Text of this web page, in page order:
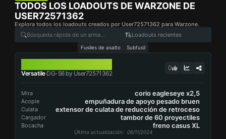
TODOS LOS LOADOUTS DE WARZONE DE
USER72571362
Explora todos los loadouts creados por User72571362 para Warzone.
Loadouts recientes
Fusiles de asalto Subfusil
VersatileDG-56 by User72571362
0
Mira corio eagleseye x2,5
Acople empuñadura de apoyo pesado bruen
Culata extensor de culata de reducción de retroceso
Cargador tambor de 60 proyectiles
Bocacha freno casus XL
Última actualización: 06/11/2024